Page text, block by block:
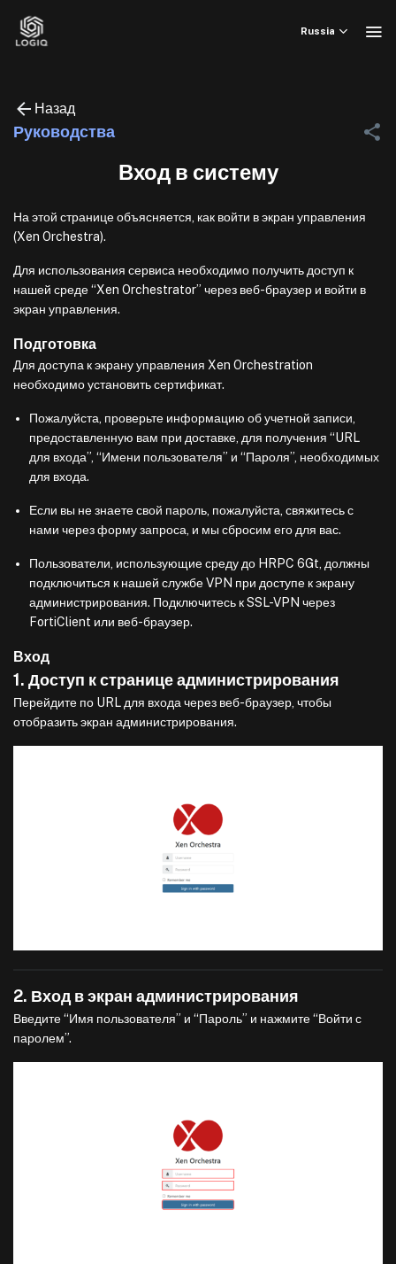
Russia
Назад
Руководства
Вход в систему
На этой странице объясняется, как войти в экран управления
(Xen Orchestra).
Для использования сервиса необходимо получить доступ к
нашей среде “Xen Orchestrator” через веб-браузер и войти в
экран управления.
Подготовка
Для доступа к экрану управления Xen Orchestration
необходимо установить сертификат.
Пожалуйста, проверьте информацию об учетной записи,
предоставленную вам при доставке, для получения “URL
для входа”, “Имени пользователя” и “Пароля”, необходимых
для входа.
Если вы не знаете свой пароль, пожалуйста, свяжитесь с
нами через форму запроса, и мы сбросим его для вас.
Пользователи, использующие среду до HRPC 6Gt, должны
подключиться к нашей службе VPN при доступе к экрану
администрирования. Подключитесь к SSL-VPN через
FortiClient или веб-браузер.
Вход
1. Доступ к странице администрирования
Перейдите по URL для входа через веб-браузер, чтобы
отобразить экран администрирования.
2. Вход в экран администрирования
Введите “Имя пользователя” и “Пароль” и нажмите “Войти с
паролем”.